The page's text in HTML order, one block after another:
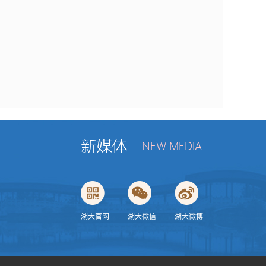
湖大官网 湖大微信 湖大微博